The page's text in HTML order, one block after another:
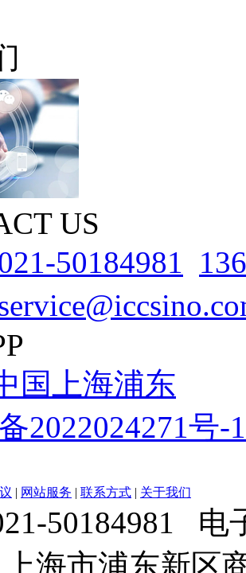
US
50184981
国上海浦东
2022024271号-1
| 网站服务 | 联系方式 | 关于我们
50184981 电
海市浦东新区